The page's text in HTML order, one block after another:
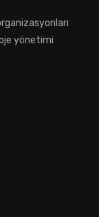
yönetimi